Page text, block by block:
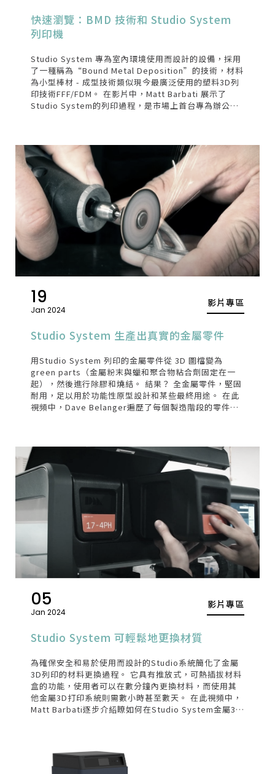
快速瀏覽：BMD 技術和 Studio System
列印機
Studio System 專為室內環境使用而設計的設備，採用
了一種稱為“Bound Metal Deposition”的技術，材料
為小型棒材 - 成型技術類似現今最廣泛使用的塑料3D列
印技術FFF/FDM。 在影片中，Matt Barbati 展示了
Studio System的列印過程，是市場上首台專為辦公環
19
Jan 2024
影片專區
Studio System 生產出真實的金屬零件
用Studio System 列印的金屬零件從 3D 圖檔變為
green parts（金屬粉末與蠟和聚合物粘合劑固定在一
起），然後進行除膠和燒結。 結果？ 全金屬零件，堅固
耐用，足以用於功能性原型設計和某些最終用途。 在此
視頻中，Dave Belanger遍歷了每個製造階段的零件特
05
Jan 2024
影片專區
Studio System 可輕鬆地更換材質
為確保安全和易於使用而設計的Studio系統簡化了金屬
3D列印的材料更換過程。 它具有推放式，可熱插拔材料
盒的功能，使用者可以在數分鐘內更換材料，而使用其
他金屬3D打印系統則需數小時甚至數天。 在此視頻中，
Matt Barbati逐步介紹瞭如何在Studio System金屬3D